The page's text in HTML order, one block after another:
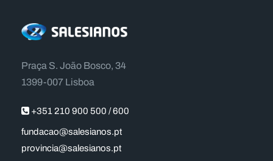
Praça S. João Bosco, 34
1399-007 Lisboa
+351 210 900 500 / 600
fundacao@salesianos.pt
provincia@salesianos.pt